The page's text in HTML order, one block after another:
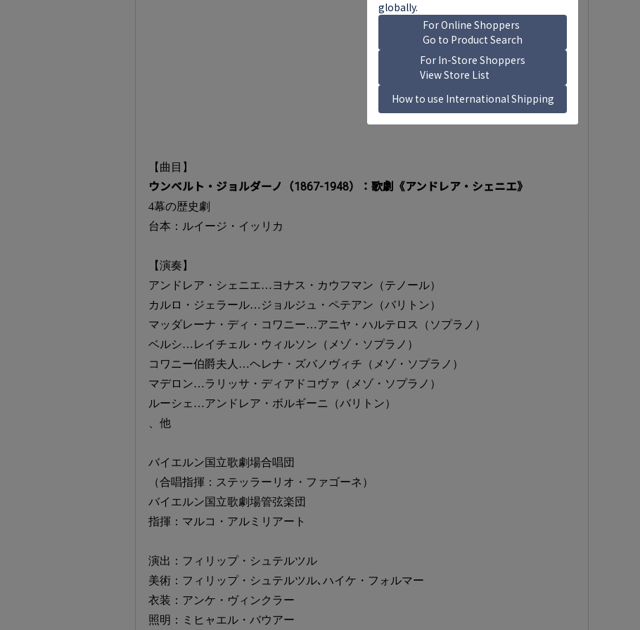
セール価格
￥5,091
【曲目】
ウンベルト・ジョルダーノ（1867-1948）：歌劇《アンドレア・シェニエ》
4幕の歴史劇
台本：ルイージ・イッリカ
【演奏】
アンドレア・シェニエ…ヨナス・カウフマン（テノール）
カルロ・ジェラール…ジョルジュ・ペテアン（バリトン）
マッダレーナ・ディ・コワニー…アニヤ・ハルテロス（ソプラノ）
ベルシ…レイチェル・ウィルソン（メゾ・ソプラノ）
コワニー伯爵夫人…ヘレナ・ズバノヴィチ（メゾ・ソプラノ）
マデロン…ラリッサ・ディアドコヴァ（メゾ・ソプラノ）
ルーシェ…アンドレア・ボルギーニ（バリトン）
、他
バイエルン国立歌劇場合唱団
（合唱指揮：ステッラーリオ・ファゴーネ）
バイエルン国立歌劇場管弦楽団
指揮：マルコ・アルミリアート
演出：フィリップ・シュテルツル
美術：フィリップ・シュテルツル､ハイケ・フォルマー
衣装：アンケ・ヴィンクラー
照明：ミヒャエル・バウアー